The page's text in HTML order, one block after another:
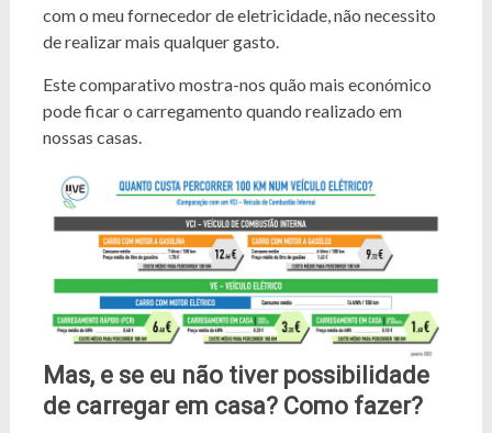
com o meu fornecedor de eletricidade, não necessito
de realizar mais qualquer gasto.
Este comparativo mostra-nos quão mais económico
pode ficar o carregamento quando realizado em
nossas casas.
Mas, e se eu não tiver possibilidade
de carregar em casa? Como fazer?